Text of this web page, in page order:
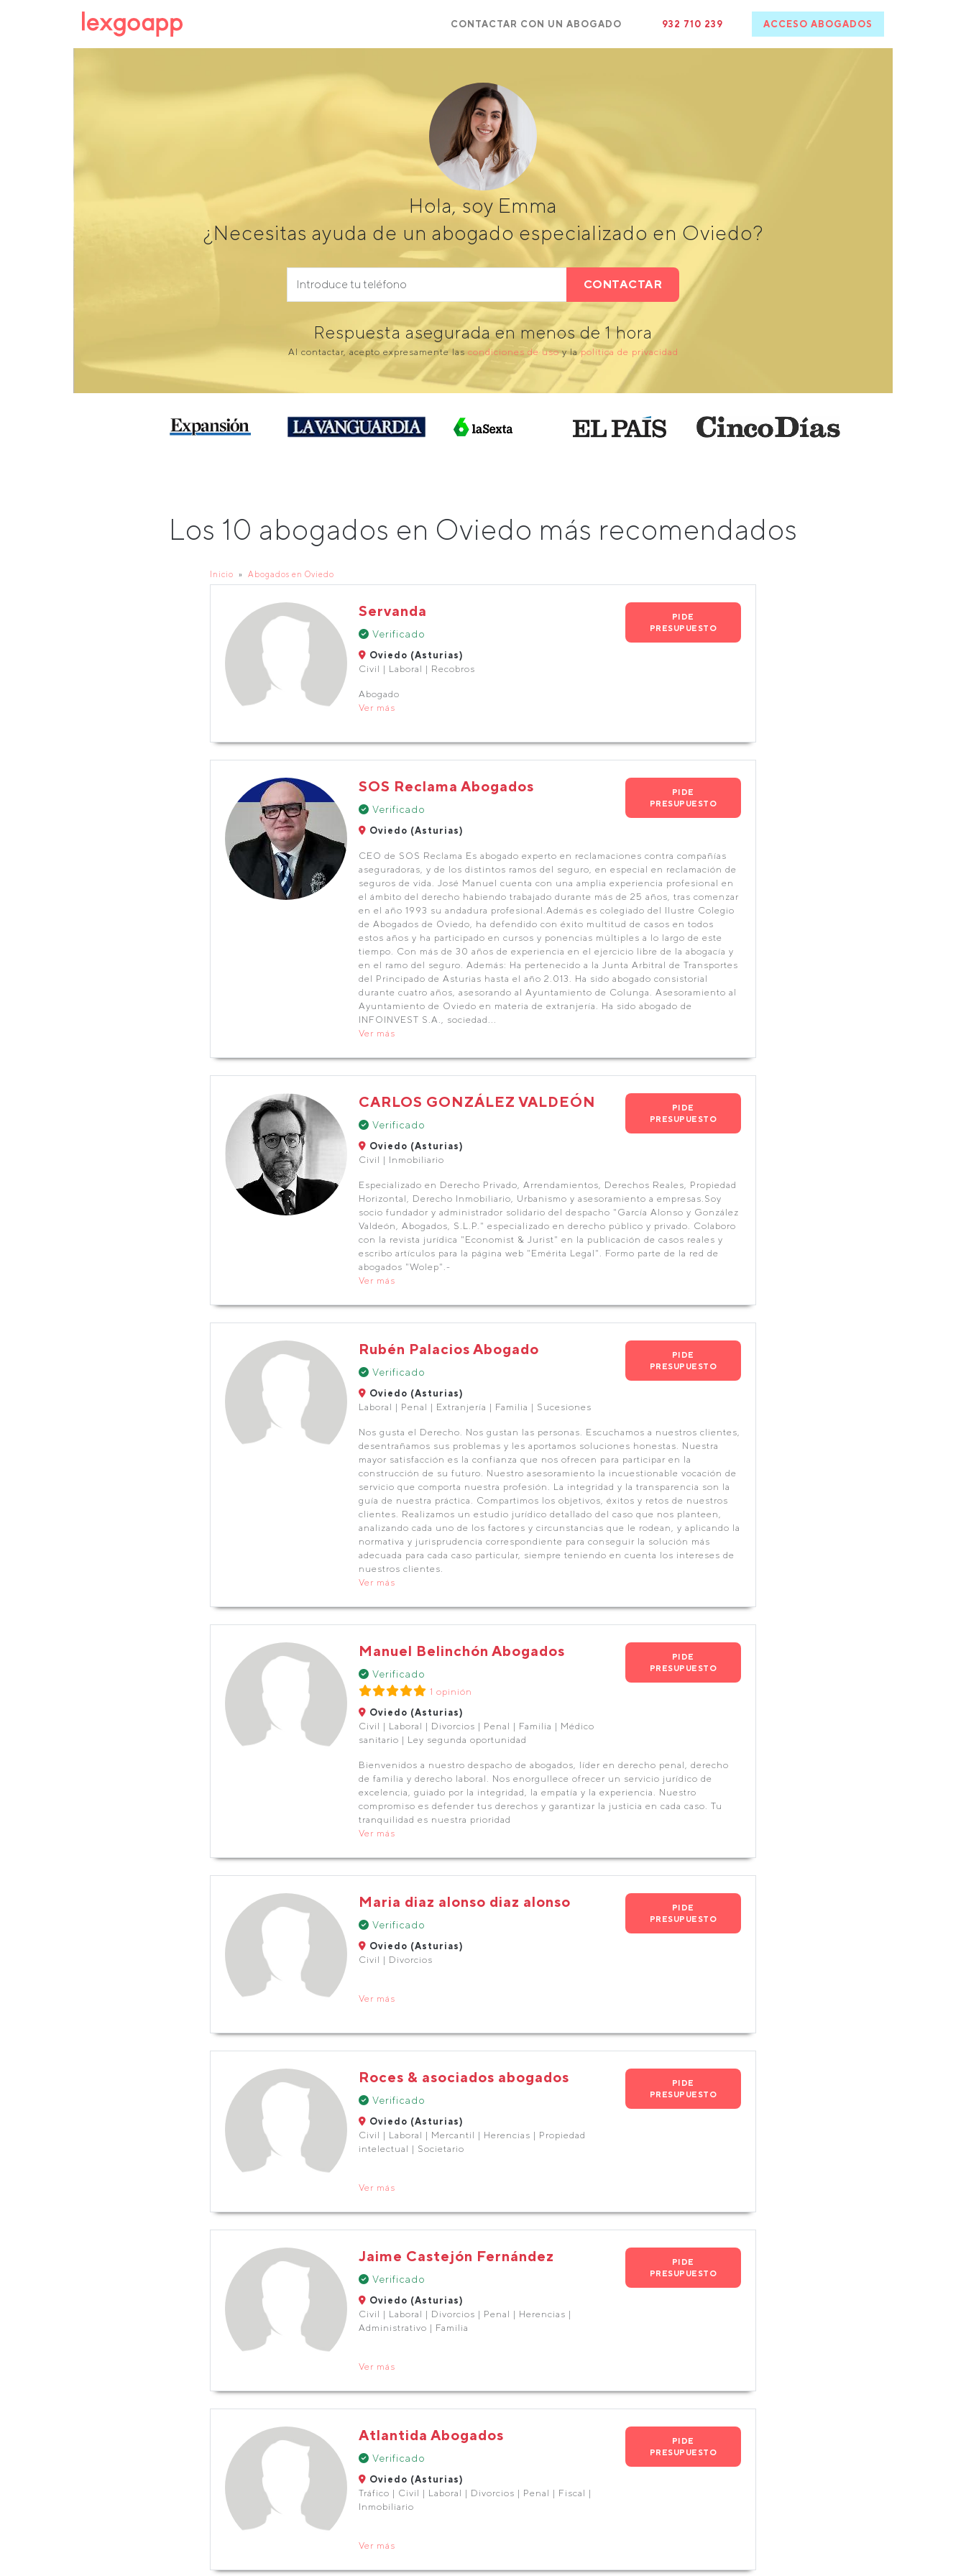
CONTACTAR CON UN ABOGADO 932 710 239 ACCESO ABOGADOS
Hola, soy Emma
¿Necesitas ayuda de un abogado especializado en Oviedo?
CONTACTAR
Respuesta asegurada en menos de 1 hora
Al contactar, acepto expresamente las condiciones de usoy lapolítica de privacidad
Los 10 abogados en Oviedo más recomendados
Inicio Abogados en Oviedo
Servanda
Verificado
Oviedo (Asturias)
Civil | Laboral | Recobros
PIDE
PRESUPUESTO
Abogado
Ver más
SOS Reclama Abogados
Verificado
Oviedo (Asturias)
PIDE
PRESUPUESTO
CEO de SOS Reclama Es abogado experto en reclamaciones contra compañías
aseguradoras, y de los distintos ramos del seguro, en especial en reclamación de
seguros de vida. José Manuel cuenta con una amplia experiencia profesional en
el ámbito del derecho habiendo trabajado durante más de 25 años, tras comenzar
en el año 1993 su andadura profesional.Además es colegiado del Ilustre Colegio
de Abogados de Oviedo, ha defendido con éxito multitud de casos en todos
estos años y ha participado en cursos y ponencias múltiples a lo largo de este
tiempo. Con más de 30 años de experiencia en el ejercicio libre de la abogacía y
en el ramo del seguro. Además: Ha pertenecido a la Junta Arbitral de Transportes
del Principado de Asturias hasta el año 2.013. Ha sido abogado consistorial
durante cuatro años, asesorando al Ayuntamiento de Colunga. Asesoramiento al
Ayuntamiento de Oviedo en materia de extranjería. Ha sido abogado de
INFOINVEST S.A., sociedad...
Ver más
CARLOS GONZÁLEZ VALDEÓN
Verificado
Oviedo (Asturias)
Civil | Inmobiliario
PIDE
PRESUPUESTO
Especializado en Derecho Privado, Arrendamientos, Derechos Reales, Propiedad
Horizontal, Derecho Inmobiliario, Urbanismo y asesoramiento a empresas.Soy
socio fundador y administrador solidario del despacho "García Alonso y González
Valdeón, Abogados, S.L.P." especializado en derecho público y privado. Colaboro
con la revista jurídica "Economist & Jurist" en la publicación de casos reales y
escribo artículos para la página web "Emérita Legal". Formo parte de la red de
abogados "Wolep".-
Ver más
Rubén Palacios Abogado
Verificado
Oviedo (Asturias)
Laboral | Penal | Extranjería | Familia | Sucesiones
PIDE
PRESUPUESTO
Nos gusta el Derecho. Nos gustan las personas. Escuchamos a nuestros clientes,
desentrañamos sus problemas y les aportamos soluciones honestas. Nuestra
mayor satisfacción es la confianza que nos ofrecen para participar en la
construcción de su futuro. Nuestro asesoramiento la incuestionable vocación de
servicio que comporta nuestra profesión. La integridad y la transparencia son la
guía de nuestra práctica. Compartimos los objetivos, éxitos y retos de nuestros
clientes. Realizamos un estudio jurídico detallado del caso que nos planteen,
analizando cada uno de los factores y circunstancias que le rodean, y aplicando la
normativa y jurisprudencia correspondiente para conseguir la solución más
adecuada para cada caso particular, siempre teniendo en cuenta los intereses de
nuestros clientes.
Ver más
Manuel Belinchón Abogados
Verificado
1 opinión
Oviedo (Asturias)
Civil | Laboral | Divorcios | Penal | Familia | Médico
sanitario | Ley segunda oportunidad
PIDE
PRESUPUESTO
Bienvenidos a nuestro despacho de abogados, líder en derecho penal, derecho
de familia y derecho laboral. Nos enorgullece ofrecer un servicio jurídico de
excelencia, guiado por la integridad, la empatía y la experiencia. Nuestro
compromiso es defender tus derechos y garantizar la justicia en cada caso. Tu
tranquilidad es nuestra prioridad
Ver más
Maria diaz alonso diaz alonso
Verificado
Oviedo (Asturias)
Civil | Divorcios
PIDE
PRESUPUESTO
Ver más
Roces & asociados abogados
Verificado
Oviedo (Asturias)
Civil | Laboral | Mercantil | Herencias | Propiedad
intelectual | Societario
PIDE
PRESUPUESTO
Ver más
Jaime Castejón Fernández
Verificado
Oviedo (Asturias)
Civil | Laboral | Divorcios | Penal | Herencias |
Administrativo | Familia
PIDE
PRESUPUESTO
Ver más
Atlantida Abogados
Verificado
Oviedo (Asturias)
Tráfico | Civil | Laboral | Divorcios | Penal | Fiscal |
Inmobiliario
PIDE
PRESUPUESTO
Ver más